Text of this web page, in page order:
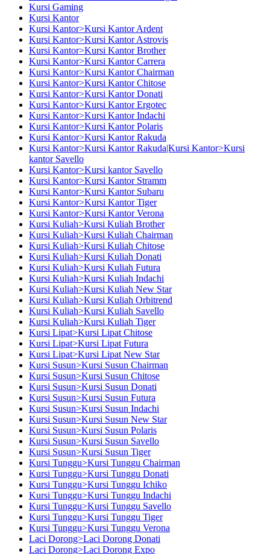
Kursi Gaming
Kursi Kantor
Kursi Kantor>Kursi Kantor Ardent
Kursi Kantor>Kursi Kantor Astrovis
Kursi Kantor>Kursi Kantor Brother
Kursi Kantor>Kursi Kantor Carrera
Kursi Kantor>Kursi Kantor Chairman
Kursi Kantor>Kursi Kantor Chitose
Kursi Kantor>Kursi Kantor Donati
Kursi Kantor>Kursi Kantor Ergotec
Kursi Kantor>Kursi Kantor Indachi
Kursi Kantor>Kursi Kantor Polaris
Kursi Kantor>Kursi Kantor Rakuda
Kursi Kantor>Kursi Kantor Rakuda|Kursi Kantor>Kursi
kantor Savello
Kursi Kantor>Kursi kantor Savello
Kursi Kantor>Kursi Kantor Stramm
Kursi Kantor>Kursi Kantor Subaru
Kursi Kantor>Kursi Kantor Tiger
Kursi Kantor>Kursi Kantor Verona
Kursi Kuliah>Kursi Kuliah Brother
Kursi Kuliah>Kursi Kuliah Chairman
Kursi Kuliah>Kursi Kuliah Chitose
Kursi Kuliah>Kursi Kuliah Donati
Kursi Kuliah>Kursi Kuliah Futura
Kursi Kuliah>Kursi Kuliah Indachi
Kursi Kuliah>Kursi Kuliah New Star
Kursi Kuliah>Kursi Kuliah Orbitrend
Kursi Kuliah>Kursi Kuliah Savello
Kursi Kuliah>Kursi Kuliah Tiger
Kursi Lipat>Kursi Lipat Chitose
Kursi Lipat>Kursi Lipat Futura
Kursi Lipat>Kursi Lipat New Star
Kursi Susun>Kursi Susun Chairman
Kursi Susun>Kursi Susun Chitose
Kursi Susun>Kursi Susun Donati
Kursi Susun>Kursi Susun Futura
Kursi Susun>Kursi Susun Indachi
Kursi Susun>Kursi Susun New Star
Kursi Susun>Kursi Susun Polaris
Kursi Susun>Kursi Susun Savello
Kursi Susun>Kursi Susun Tiger
Kursi Tunggu>Kursi Tunggu Chairman
Kursi Tunggu>Kursi Tunggu Donati
Kursi Tunggu>Kursi Tunggu Ichiko
Kursi Tunggu>Kursi Tunggu Indachi
Kursi Tunggu>Kursi Tunggu Savello
Kursi Tunggu>Kursi Tunggu Tiger
Kursi Tunggu>Kursi Tunggu Verona
Laci Dorong>Laci Dorong Donati
Laci Dorong>Laci Dorong Expo